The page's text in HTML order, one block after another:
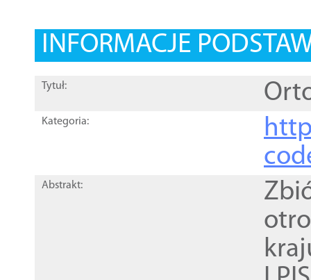
INFORMACJE
Tytuł:
Kategoria:
Abstrakt: